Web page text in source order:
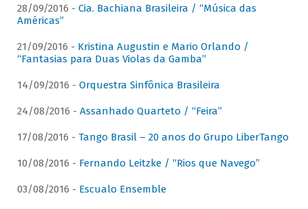
28/09/2016 - Cia. Bachiana Brasileira / “Música das
Américas”
21/09/2016 - Kristina Augustin e Mario Orlando /
“Fantasias para Duas Violas da Gamba”
14/09/2016 - Orquestra Sinfônica Brasileira
24/08/2016 - Assanhado Quarteto / “Feira”
17/08/2016 - Tango Brasil – 20 anos do Grupo LiberTango
10/08/2016 - Fernando Leitzke / “Rios que Navego”
03/08/2016 - Escualo Ensemble